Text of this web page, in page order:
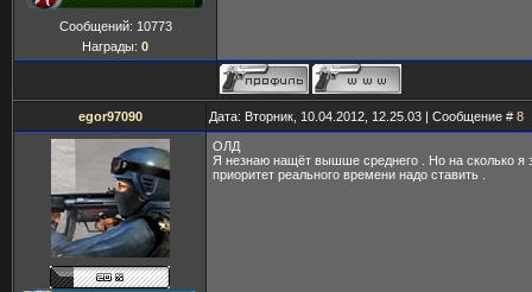
Сообщений: 10773
Награды: 0
egor97090 Дата: Вторник, 10.04.2012, 12.25.03 | Сообщение # 8
ОЛД
Я незнаю нащёт вышше среднего . Но на сколько я
приоритет реального времени надо ставить .